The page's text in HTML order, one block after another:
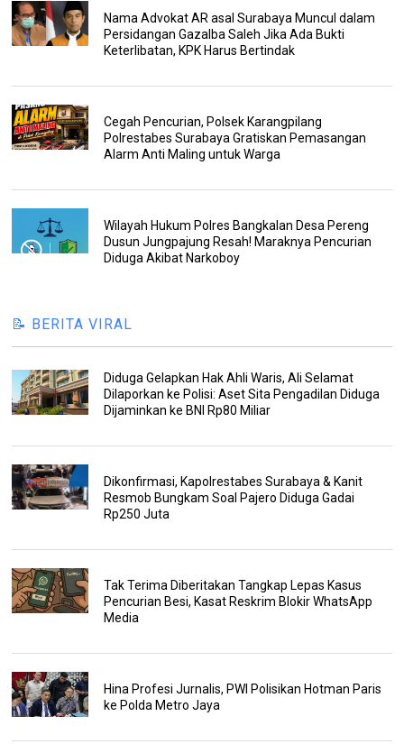
Nama Advokat AR asal Surabaya Muncul dalam
Persidangan Gazalba Saleh Jika Ada Bukti
Keterlibatan, KPK Harus Bertindak
Cegah Pencurian, Polsek Karangpilang
Polrestabes Surabaya Gratiskan Pemasangan
Alarm Anti Maling untuk Warga
Wilayah Hukum Polres Bangkalan Desa Pereng
Dusun Jungpajung Resah! Maraknya Pencurian
Diduga Akibat Narkoboy
📝 BERITA VIRAL
Diduga Gelapkan Hak Ahli Waris, Ali Selamat
Dilaporkan ke Polisi: Aset Sita Pengadilan Diduga
Dijaminkan ke BNI Rp80 Miliar
Dikonfirmasi, Kapolrestabes Surabaya & Kanit
Resmob Bungkam Soal Pajero Diduga Gadai
Rp250 Juta
Tak Terima Diberitakan Tangkap Lepas Kasus
Pencurian Besi, Kasat Reskrim Blokir WhatsApp
Media
Hina Profesi Jurnalis, PWI Polisikan Hotman Paris
ke Polda Metro Jaya